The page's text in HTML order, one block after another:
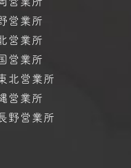
営業所
営業所
営業所
北営業所
営業所
野営業所